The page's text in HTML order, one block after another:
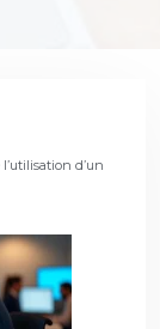
d’un